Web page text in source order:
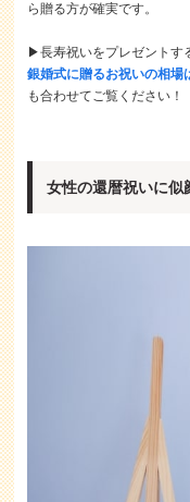
ら贈る方が確実です。
▶長寿祝いをプレゼントす
銀婚式に贈るお祝いの相場
も合わせてご覧ください！
女性の還暦祝いに似